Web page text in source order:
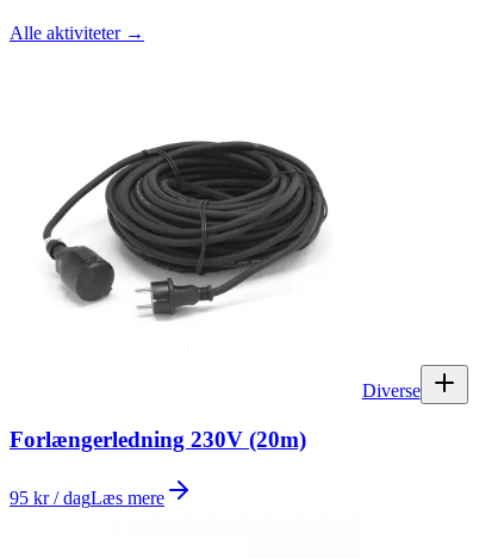
Alle aktiviteter→
Diverse
Forlængerledning 230V (20m)
95 kr / dagLæs mere